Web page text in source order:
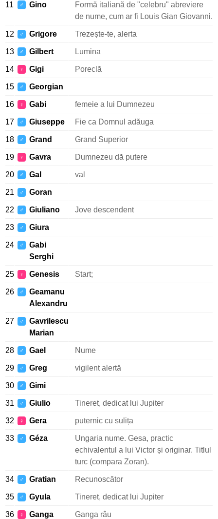
11 ♂ Gino
Formă italiană de "celebru" abreviere
de nume, cum ar fi Louis Gian Giovanni.
12 ♂ Grigore Trezește-te, alerta
13 ♂ Gilbert Lumina
14 ♀ Gigi Poreclă
15 ♂ Georgian
16 ♀ Gabi femeie a lui Dumnezeu
17 ♂ Giuseppe Fie ca Domnul adăuga
18 ♂ Grand Grand Superior
19 ♀ Gavra Dumnezeu dă putere
20 ♂ Gal val
21 ♂ Goran
22 ♂ Giuliano Jove descendent
23 ♂ Giura
24 ♂
Gabi
Serghi
25 ♀ Genesis Start;
26 ♂
Geamanu
Alexandru
27 ♂
Gavrilescu
Marian
28 ♂ Gael Nume
29 ♂ Greg vigilent alertă
30 ♂ Gimi
31 ♂ Giulio Tineret, dedicat lui Jupiter
32 ♀ Gera puternic cu sulița
33 ♂ Géza
Ungaria nume. Gesa, practic
echivalentul a lui Victor și originar. Titlul
turc (compara Zoran).
34 ♂ Gratian Recunoscător
35 ♂ Gyula Tineret, dedicat lui Jupiter
36 ♀ Ganga Ganga râu